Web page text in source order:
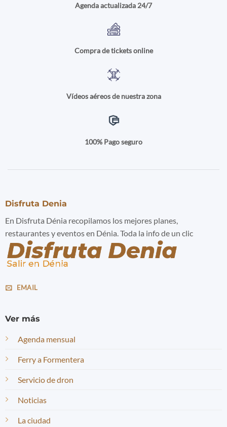
Agenda actualizada 24/7
Compra de tickets online
Vídeos aéreos de nuestra zona
100% Pago seguro
Disfruta Denia
En Disfruta Dénia recopilamos los mejores planes,
restaurantes y eventos en Dénia. Toda la info de un clic
EMAIL
Ver más
Agenda mensual
Ferry a Formentera
Servicio de dron
Noticias
La ciudad